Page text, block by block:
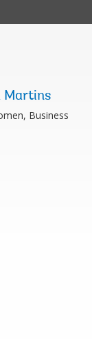
Martins
Business